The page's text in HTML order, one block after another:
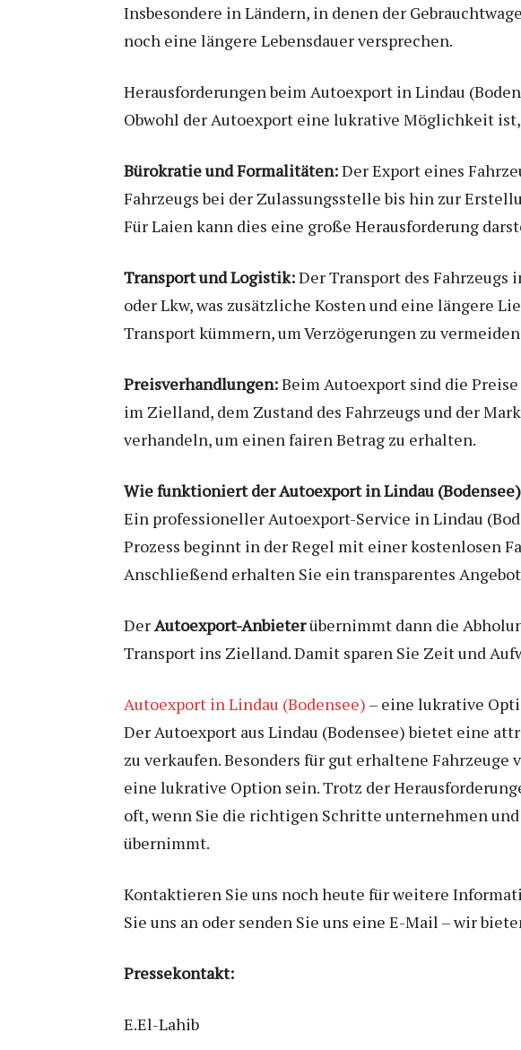
Insbesondere in Ländern, in denen der
noch eine längere Lebensdauer versprechen.
Herausforderungen beim Autoexport in Lindau
Obwohl der Autoexport eine lukrative Möglichkeit
Bürokratie und Formalitäten:Der Export eines
Fahrzeugs bei der Zulassungsstelle bis hin zur
Für Laien kann dies eine große Herausforderung
Transport und Logistik:Der Transport des
oder Lkw, was zusätzliche Kosten und eine längere
Transport kümmern, um Verzögerungen zu
Preisverhandlungen:Beim Autoexport sind die
im Zielland, dem Zustand des Fahrzeugs und der
verhandeln, um einen fairen Betrag zu erhalten.
Wie funktioniert der Autoexport in Lindau
Ein professioneller Autoexport-Service in Lindau
Prozess beginnt in der Regel mit einer kostenlosen
Anschließend erhalten Sie ein transparentes
DerAutoexport-Anbieterübernimmt dann die
Transport ins Zielland. Damit sparen Sie Zeit und
Autoexport in Lindau (Bodensee) – eine lukrative
Der Autoexport aus Lindau (Bodensee) bietet eine
zu verkaufen. Besonders für gut erhaltene
eine lukrative Option sein. Trotz der
oft, wenn Sie die richtigen Schritte unternehmen
übernimmt.
Kontaktieren Sie uns noch heute für weitere
Sie uns an oder senden Sie uns eine E-Mail – wir
Pressekontakt:
E.El-Lahib